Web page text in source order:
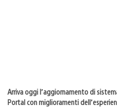
Arriva oggi l’aggiornamento di
Portal con miglioramenti